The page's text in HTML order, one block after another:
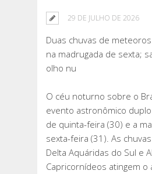
29 DE JULHO DE 2026
Duas chuvas de
na madrugada de sexta;
olho nu
O céu noturno sobre o
evento astronômico
de quinta-feira (30) e a
sexta-feira (31). As
Delta Aquáridas do Sul e
Capricornídeos atingem o